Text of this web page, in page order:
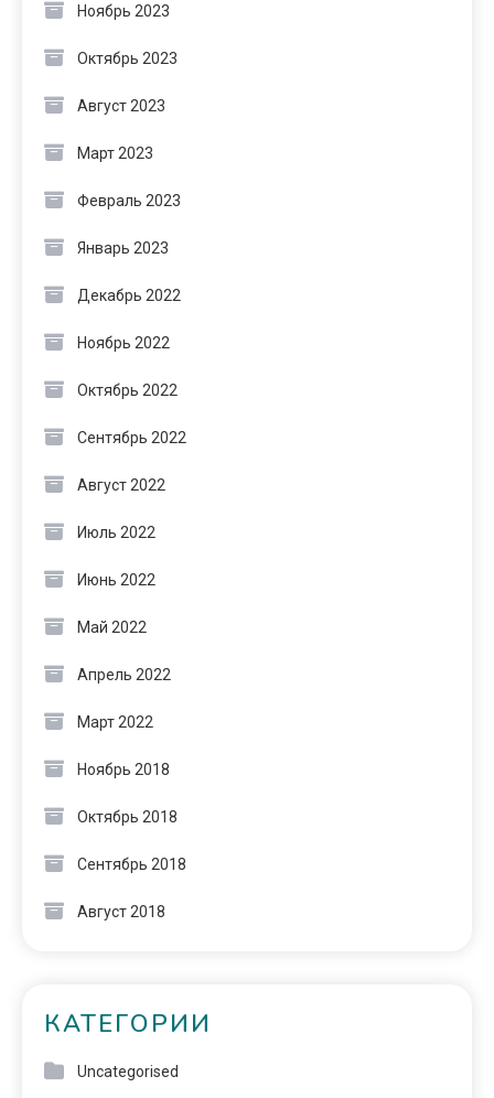
Ноябрь 2023
Октябрь 2023
Август 2023
Март 2023
Февраль 2023
Январь 2023
Декабрь 2022
Ноябрь 2022
Октябрь 2022
Сентябрь 2022
Август 2022
Июль 2022
Июнь 2022
Май 2022
Апрель 2022
Март 2022
Ноябрь 2018
Октябрь 2018
Сентябрь 2018
Август 2018
КАТЕГОРИИ
Uncategorised